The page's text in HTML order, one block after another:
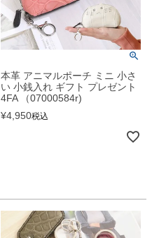
本革 アニマルポーチ ミニ 小さ
い 小銭入れ ギフト プレゼント
4FA （07000584r)
¥4,950税込